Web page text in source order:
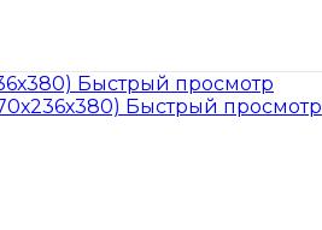
Быстрый просмотр
Быстрый просмотр